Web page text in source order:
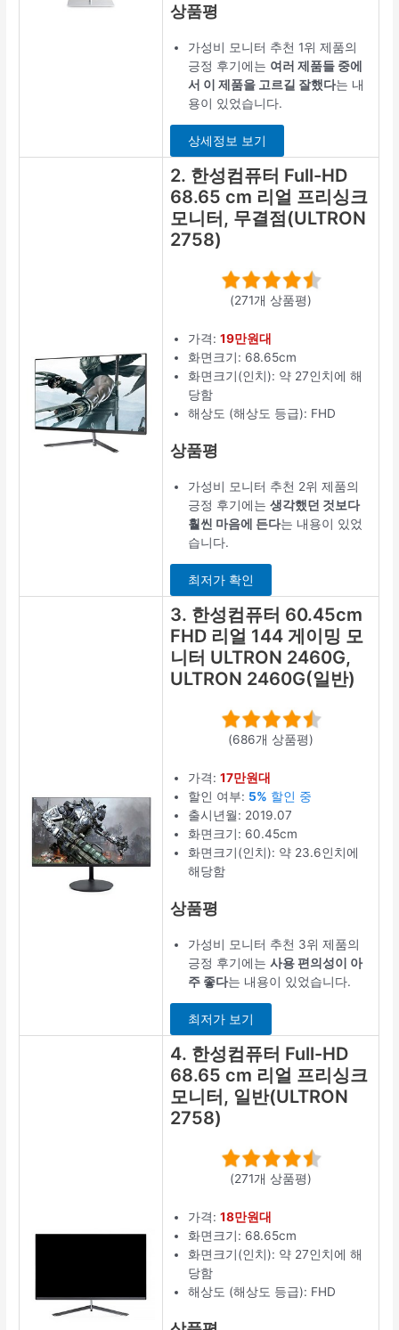
상품평
가성비 모니터 추천 1위 제품의
긍정 후기에는 여러 제품들 중에
서 이 제품을 고르길 잘했다는 내
용이 있었습니다.
상세정보 보기
2. 한성컴퓨터 Full-HD
68.65 cm 리얼 프리싱크
모니터, 무결점(ULTRON
2758)
(271개 상품평)
가격:19만원대
화면크기: 68.65cm
화면크기(인치): 약 27인치에 해
당함
해상도 (해상도 등급): FHD
상품평
가성비 모니터 추천 2위 제품의
긍정 후기에는생각했던 것보다
훨씬 마음에 든다는 내용이 있었
습니다.
최저가 확인
3. 한성컴퓨터 60.45cm
FHD 리얼 144 게이밍 모
니터 ULTRON 2460G,
ULTRON 2460G(일반)
(686개 상품평)
가격:17만원대
할인 여부: 5% 할인 중
출시년월: 2019.07
화면크기: 60.45cm
화면크기(인치): 약 23.6인치에
해당함
상품평
가성비 모니터 추천 3위 제품의
긍정 후기에는사용 편의성이 아
주 좋다는 내용이 있었습니다.
최저가 보기
4. 한성컴퓨터 Full-HD
68.65 cm 리얼 프리싱크
모니터, 일반(ULTRON
2758)
(271개 상품평)
가격:18만원대
화면크기: 68.65cm
화면크기(인치): 약 27인치에 해
당함
해상도 (해상도 등급): FHD